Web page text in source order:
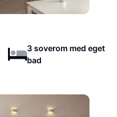
3 soverom med eget
bad